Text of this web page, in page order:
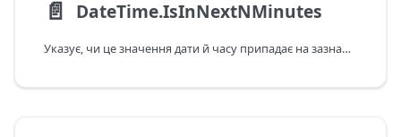
📄️ DateTime.IsInNextNMinutes
Указує, чи це значення дати й часу припадає на зазначений у хвилинах наступний інтервал відповідно до поточних дати та часу в системі. Зверніть увагу: якщо передане значення припадає на поточну хвилину, ця функція повертає відповідь False.